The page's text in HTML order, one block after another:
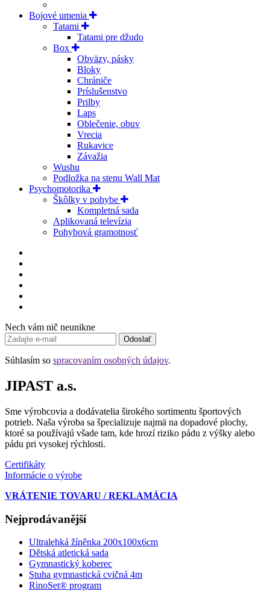
Bojové umenia
Tatami
Tatami pre džudo
Box
Obväzy, pásky
Bloky
Chrániče
Príslušenstvo
Prilby
Laps
Oblečenie, obuv
Vrecia
Rukavice
Závažia
Wushu
Podložka na stenu Wall Mat
Psychomotorika
Škôlky v pohybe
Kompletná sada
Aplikovaná televízia
Pohybová gramotnosť
Nech vám nič neunikne
Odoslať
Súhlasím so spracovaním osobných údajov.
JIPAST a.s.
Sme výrobcovia a dodávatelia širokého sortimentu športových
potrieb. Naša výroba sa špecializuje najmä na dopadové plochy,
ktoré sa používajú všade tam, kde hrozí riziko pádu z výšky alebo
pádu pri vysokej rýchlosti.
Certifikáty
Informácie o výrobe
VRÁTENIE TOVARU / REKLAMÁCIA
Nejprodávanější
Ultralehká žíněnka 200x100x6cm
Dětská atletická sada
Gymnastický koberec
Stuha gymnastická cvičná 4m
RinoSet® program